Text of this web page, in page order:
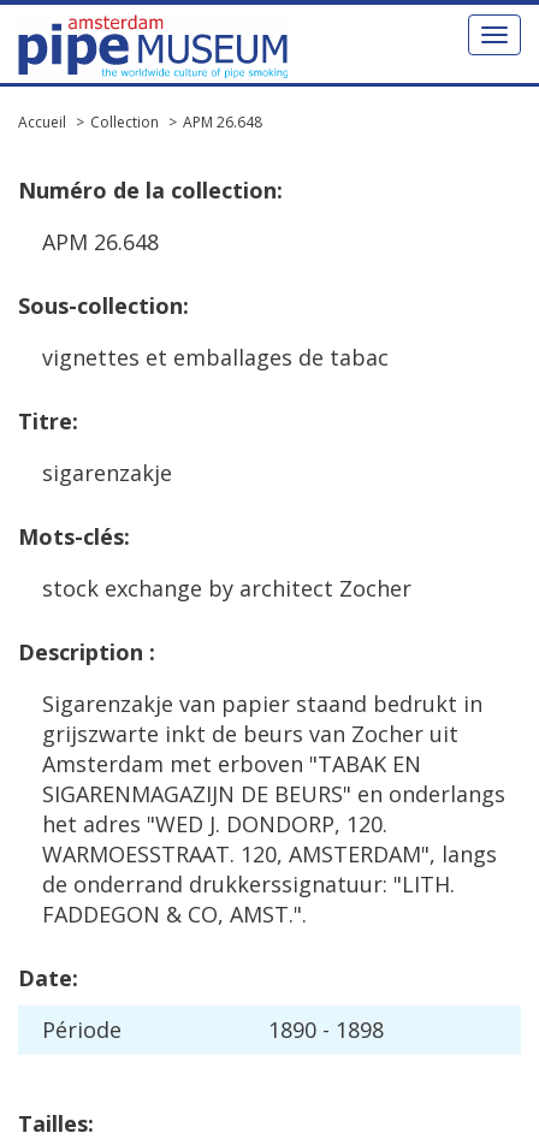
Toggle
Accueil Collection APM 26.648
Numéro de la collection:
APM 26.648
Sous-collection:
vignettes et emballages de tabac
Titre:
sigarenzakje
Mots-clés:
stock exchange by architect Zocher
Description :
Sigarenzakje van papier staand bedrukt in
grijszwarte inkt de beurs van Zocher uit
Amsterdam met erboven "TABAK EN
SIGARENMAGAZIJN DE BEURS" en onderlangs
het adres "WED J. DONDORP, 120.
WARMOESSTRAAT. 120, AMSTERDAM", langs
de onderrand drukkerssignatuur: "LITH.
FADDEGON & CO, AMST.".
Date:
Période 1890 - 1898
Tailles: